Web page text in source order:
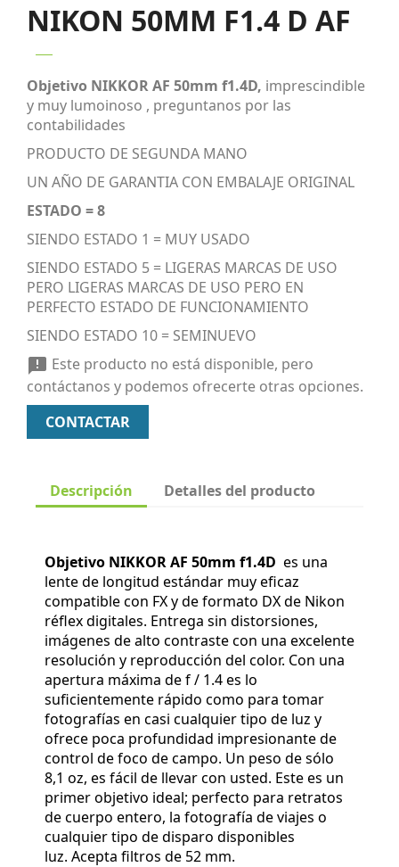
NIKON 50MM F1.4 D AF
Objetivo NIKKOR AF 50mm f1.4D, imprescindible
y muy lumoinoso , preguntanos por las
contabilidades
PRODUCTO DE SEGUNDA MANO
UN AÑO DE GARANTIA CON EMBALAJE ORIGINAL
ESTADO = 8
SIENDO ESTADO 1 = MUY USADO
SIENDO ESTADO 5 = LIGERAS MARCAS DE USO
PERO LIGERAS MARCAS DE USO PERO EN
PERFECTO ESTADO DE FUNCIONAMIENTO
SIENDO ESTADO 10 = SEMINUEVO
 Este producto no está disponible, pero
contáctanos y podemos ofrecerte otras opciones.
CONTACTAR
Descripción Detalles del producto
Objetivo NIKKOR AF 50mm f1.4D es una
lente de longitud estándar muy eficaz
compatible con FX y de formato DX de Nikon
réflex digitales. Entrega sin distorsiones,
imágenes de alto contraste con una excelente
resolución y reproducción del color. Con una
apertura máxima de f / 1.4 es lo
suficientemente rápido como para tomar
fotografías en casi cualquier tipo de luz y
ofrece poca profundidad impresionante de
control de foco de campo. Un peso de sólo
8,1 oz, es fácil de llevar con usted. Este es un
primer objetivo ideal; perfecto para retratos
de cuerpo entero, la fotografía de viajes o
cualquier tipo de disparo disponibles
luz. Acepta filtros de 52 mm.